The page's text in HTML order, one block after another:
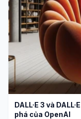
DALL·E 3 và
phá của OpenAI